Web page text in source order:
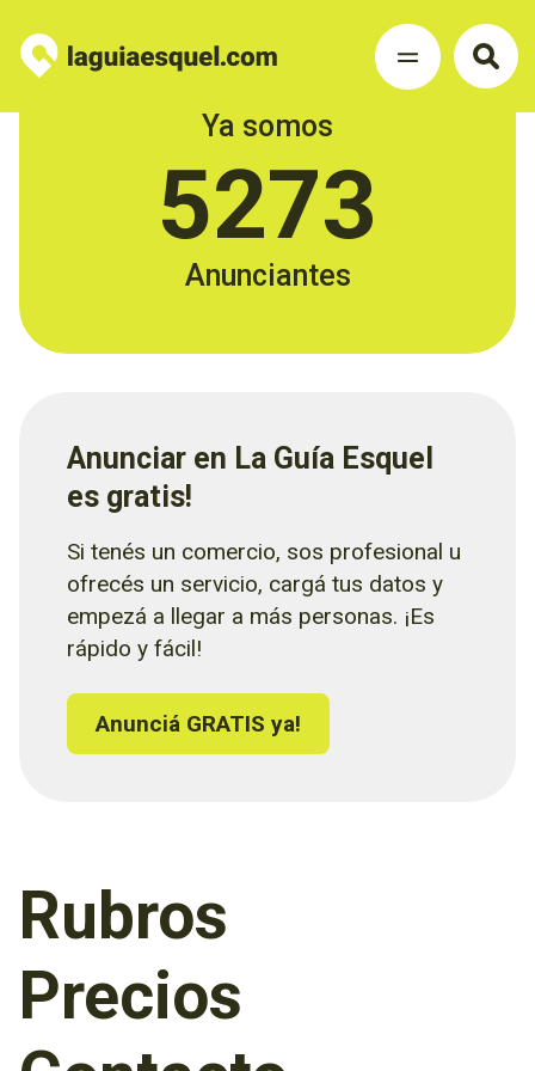
Ya somos
5273
Anunciantes
Anunciar en La Guía Esquel
es gratis!
Si tenés un comercio, sos profesional u
ofrecés un servicio, cargá tus datos y
empezá a llegar a más personas. ¡Es
rápido y fácil!
Anunciá GRATIS ya!
Rubros
Precios